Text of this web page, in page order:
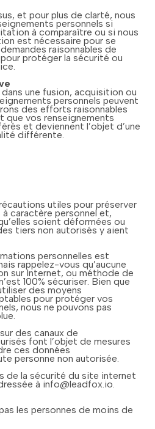
et pour plus de clarté, nous
personnels si
à comparaître ou si nous
est nécessaire pour se
raisonnables de
protéger la sécurité ou
une fusion, acquisition ou
personnels peuvent
des efforts raisonnables
que vos renseignements
et deviennent l’objet d’une
différente.
utiles pour préserver
caractère personnel et,
soient déformées ou
tiers non autorisés y aient
personnelles est
rappelez-vous qu’aucune
sur Internet, ou méthode de
100% sécuriser. Bien que
des moyens
pour protéger vos
nous ne pouvons pas
des canaux de
font l’objet de mesures
ces données
personne non autorisée.
de la sécurité du site internet
à info@leadfox.io.
les personnes de moins de